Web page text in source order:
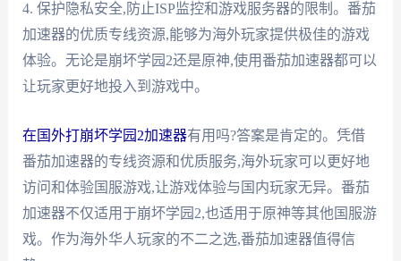
4. 保护隐私安全,防止ISP监控和游戏服务器的限制。番茄
加速器的优质专线资源,能够为海外玩家提供极佳的游戏
体验。无论是崩坏学园2还是原神,使用番茄加速器都可以
让玩家更好地投入到游戏中。
在国外打崩坏学园2加速器有用吗?答案是肯定的。凭借
番茄加速器的专线资源和优质服务,海外玩家可以更好地
访问和体验国服游戏,让游戏体验与国内玩家无异。番茄
加速器不仅适用于崩坏学园2,也适用于原神等其他国服游
戏。作为海外华人玩家的不二之选,番茄加速器值得信